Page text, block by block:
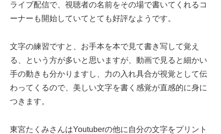
ライブ配信で、視聴者の名前をその場で書いてくれるコ
ーナーも開始していてとても好評なようです。
文字の練習ですと、お手本を本で見て書き写して覚え
る、という方が多いと思いますが、 動画で見ると細かい
手の動きも分かりますし、力の入れ具合が視覚として伝
わってくるので、美しい文字を書く感覚が直感的に身に
つきます。
東宮たくみさんはYoutuberの他に自分の文字をプリント